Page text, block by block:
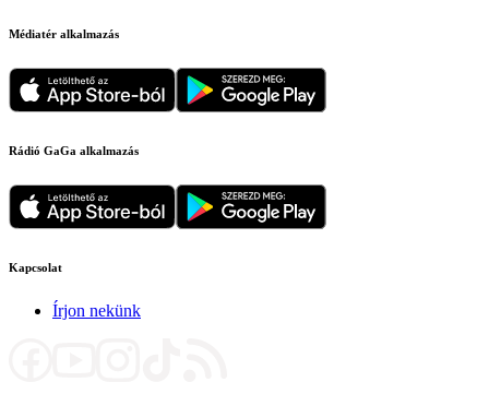
Médiatér alkalmazás
Rádió GaGa alkalmazás
Kapcsolat
Írjon nekünk